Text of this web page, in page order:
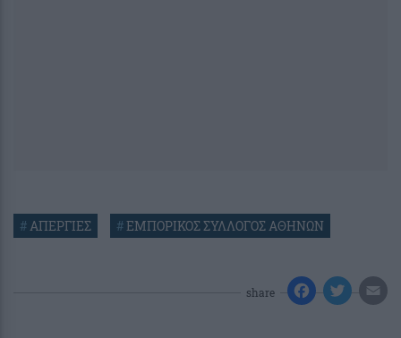
#ΑΠΕΡΓΙΕΣ #ΕΜΠΟΡΙΚΟΣ ΣΥΛΛΟΓΟΣ ΑΘΗΝΩΝ
share